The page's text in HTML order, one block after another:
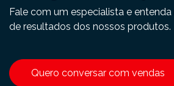
Fale com um especialista e
de resultados dos nossos produtos.
Quero conversar com vendas